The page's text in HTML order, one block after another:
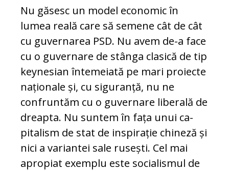
Nu găsesc un model economic în
lumea rea­lă care să semene cât de cât
cu gu­ver­na­rea PSD. Nu avem de-a face
cu o gu­vernare de stânga clasică de tip
keynesian întemeiată pe mari proiecte
naționale și, cu siguranță, nu ne
confruntăm cu o gu­vernare liberală de
dreapta. Nu suntem în fața unui ca­
pitalism de stat de ins­pi­ra­ție chineză și
nici a va­rian­tei sale rusești. Cel mai
apro­piat exemplu este socia­lis­mul de